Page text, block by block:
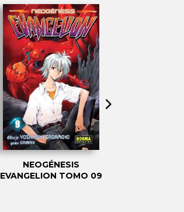
NEOGÉNESIS
EVANGELION TOMO 09